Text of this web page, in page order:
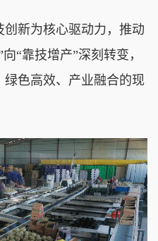
新为核心驱动力，推动
“靠技增产”深刻转变，
色高效、产业融合的现